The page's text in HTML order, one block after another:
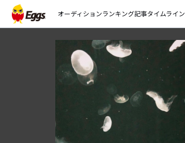
オーディションランキング記事タイムライン